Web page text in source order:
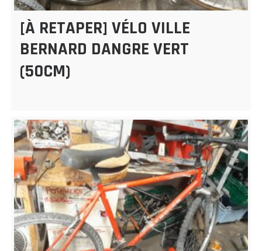
[À RETAPER] VÉLO VILLE
BERNARD DANGRE VERT
(50CM)